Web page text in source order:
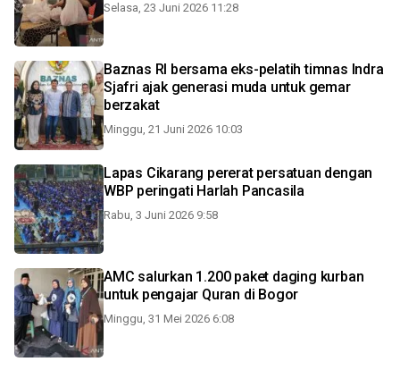
Selasa, 23 Juni 2026 11:28
Baznas RI bersama eks-pelatih timnas Indra
Sjafri ajak generasi muda untuk gemar
berzakat
Minggu, 21 Juni 2026 10:03
Lapas Cikarang pererat persatuan dengan
WBP peringati Harlah Pancasila
Rabu, 3 Juni 2026 9:58
AMC salurkan 1.200 paket daging kurban
untuk pengajar Quran di Bogor
Minggu, 31 Mei 2026 6:08